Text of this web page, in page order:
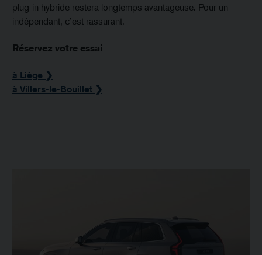
plug-in hybride restera longtemps avantageuse. Pour un
indépendant, c’est rassurant.​
Réservez votre essai
à Liège ❯
à Villers-le-Bouillet ❯